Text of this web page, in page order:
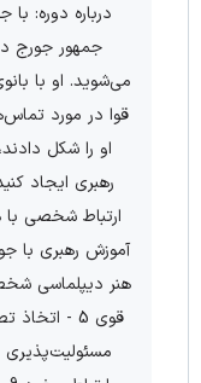
درباره دوره:
جمهور جورج
می‌شوید. او با
قوا در مورد
او را شکل
رهبری ایجاد
ارتباط شخصی با